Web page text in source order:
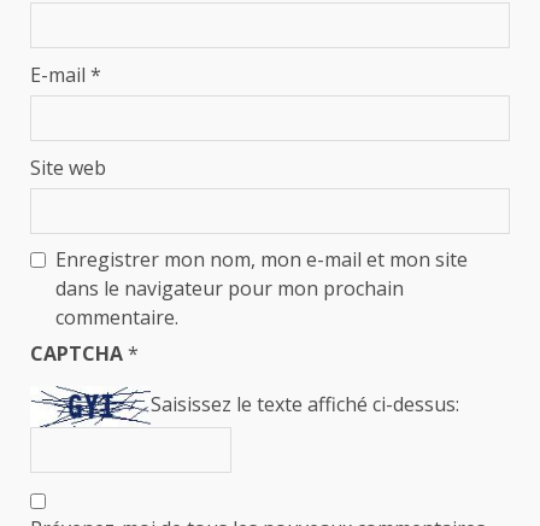
E-mail *
Site web
Enregistrer mon nom, mon e-mail et mon site
dans le navigateur pour mon prochain
commentaire.
CAPTCHA*
Saisissez le texte affiché ci-dessus: